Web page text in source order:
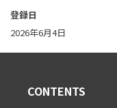
登録日
2026年6月4日
CONTENTS